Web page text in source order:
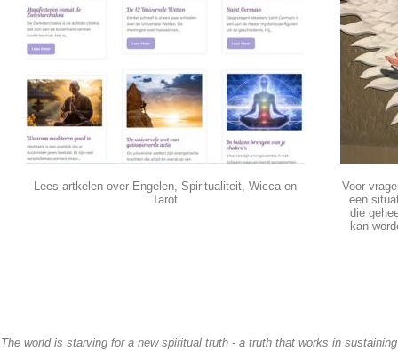
Lees artkelen over Engelen, Spiritualiteit, Wicca en
Tarot
Voor
een
die
kan
The world is starving for a new spiritual truth - a truth that works in sustaining